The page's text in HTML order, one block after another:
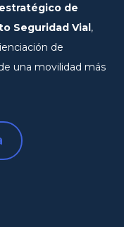
de
Seguridad Vial,
de
una movilidad más